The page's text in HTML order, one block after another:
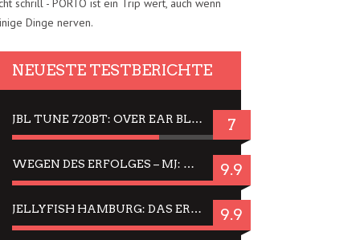
schrill - PORTO ist ein Trip wert, auch wenn
Dinge nerven.
NEUESTE TESTBERICHTE
JBL TUNE 720BT: OVER EAR BLUETOOTH KOPFHÖRER UM DIE 50,-€ IM DAUER-TEST 7
WEGEN DES ERFOLGES – MJ: MICHAEL JACKSON MUSICAL IN EINER MATINEE SEHEN 9.9
JELLYFISH HAMBURG: DAS ERFOLGREICHE SOMMER-MENÜ 2025 IN GEFÜHLEN UND BILDERN 9.9